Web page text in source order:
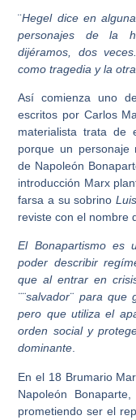
¨Hegel dice en
personajes de la
dijéramos, dos
comotragedia y la
Así comienza uno
escritos por Carlos
materialista trata de
porque un personaje
de Napoleón
introducción Marx
farsa a su sobrino
reviste con el nombre
El Bonapartismo es
poder describir
que al entrar en
¨¨salvador¨ para
pero que utiliza el
orden social y
dominante.
En el 18 Brumario
Napoleón
prometiendo ser el